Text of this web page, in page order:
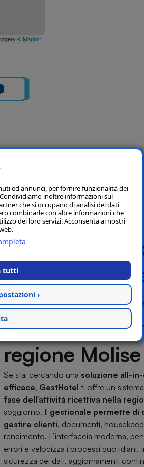
© Mapbox
GestHotel:
in-one per
ogni fase del
dell’operatività
regione Molise
Se stai cercando una soluzione all-
efficace, GestHotel ti offre un
fase dell’attività ricettiva nella
soggiorno. Il gestionale permette di
gestire clienti, documenti,
rendimento. L’interfaccia moderna,
errori e velocizza i processi quotidiani.
sicurezza dei dati, aggiornamenti
ed annunci, per fornire funzionalità dei
inoltre informazioni sul
che si occupano di analisi dei dati
combinarle con altre informazioni che
dei loro servizi. Acconsenta ai nostri
tutti
›